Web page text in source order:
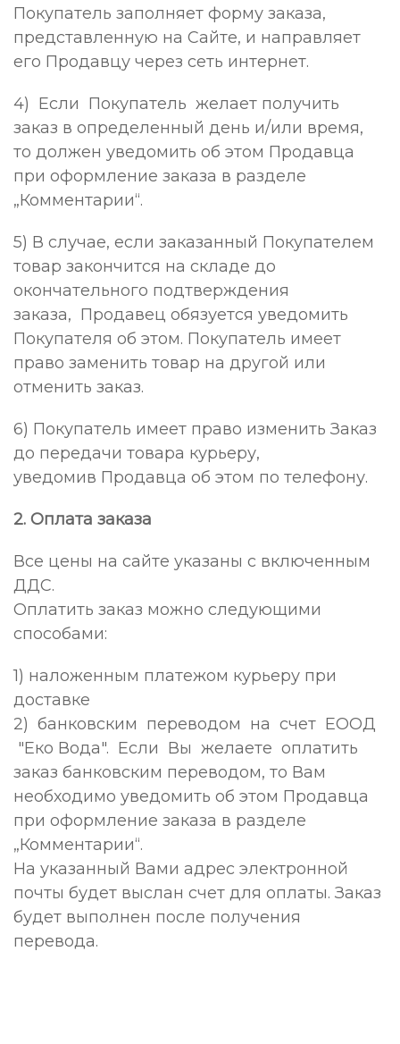
Покупатель заполняет форму заказа,
представленную на Сайте, и направляет
его Продавцу через сеть интернет.
4) Если Покупатель желает получить
заказ в определенный день и/или время,
то должен уведомить об этом Продавца
при оформление заказа в разделе
„Комментарии“.
5) В случае, если заказанный Покупателем
товар закончится на складе до
окончательного подтверждения
заказа, Продавец обязуется уведомить
Покупателя об этом. Покупатель имеет
право заменить товар на другой или
отменить заказ.
6) Покупатель имеет право изменить Заказ
до передачи товара курьеру,
уведомив Продавца об этом по телефону.
2. Оплата заказа
Все цены на сайте указаны с включенным
ДДС.
Оплатить заказ можно следующими
способами:
1) наложенным платежом курьеру при
доставке
2) банковским переводом на счет ЕООД
"Еко Вода". Если Вы желаете оплатить
заказ банковским переводом, то Вам
необходимо уведомить об этом Продавца
при оформление заказа в разделе
„Комментарии“.
На указанный Вами адрес электронной
почты будет выслан счет для оплаты. Заказ
будет выполнен после получения
перевода.